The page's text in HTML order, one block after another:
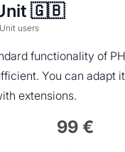
🇬🇧
users
functionality of
You can adapt
extensions.
99 €